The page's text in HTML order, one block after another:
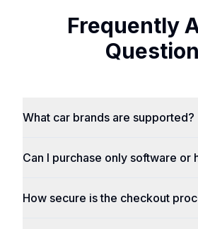
Frequently
What car brands are supported?
Can I purchase only software or
How secure is the checkout